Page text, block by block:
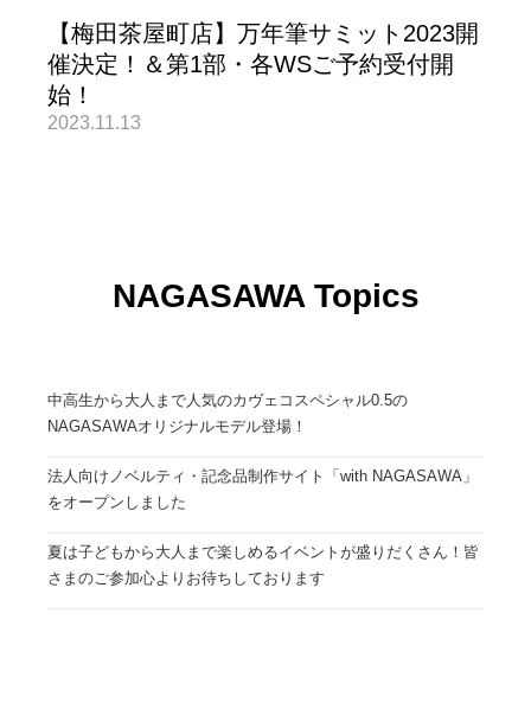
【梅田茶屋町店】万年筆サミット2023開
催決定！＆第1部・各WSご予約受付開
始！
2023.11.13
NAGASAWA Topics
中高生から大人まで人気のカヴェコスペシャル0.5の
NAGASAWAオリジナルモデル登場！
法人向けノベルティ・記念品制作サイト「with NAGASAWA」
をオープンしました
夏は子どもから大人まで楽しめるイベントが盛りだくさん！皆
さまのご参加心よりお待ちしております